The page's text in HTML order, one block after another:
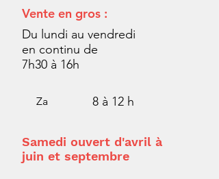
Vente en gros :
Du lundi au vendredi
en continu de
7h30 à 16h
Za 8 à 12 h
Samedi ouvert d'avril à
juin et septembre